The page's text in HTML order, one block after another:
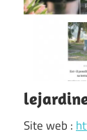
Site web :